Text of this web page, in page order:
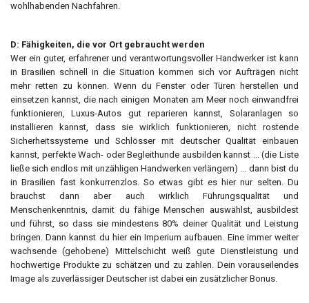
wohlhabenden Nachfahren.
D: Fähigkeiten, die vor Ort gebraucht werden
Wer ein guter, erfahrener und verantwortungsvoller Handwerker ist kann
in Brasilien schnell in die Situation kommen sich vor Aufträgen nicht
mehr retten zu können. Wenn du Fenster oder Türen herstellen und
einsetzen kannst, die nach einigen Monaten am Meer noch einwandfrei
funktionieren, Luxus-Autos gut reparieren kannst, Solaranlagen so
installieren kannst, dass sie wirklich funktionieren, nicht rostende
Sicherheitssysteme und Schlösser mit deutscher Qualität einbauen
kannst, perfekte Wach- oder Begleithunde ausbilden kannst ... (die Liste
ließe sich endlos mit unzähligen Handwerken verlängern) ... dann bist du
in Brasilien fast konkurrenzlos. So etwas gibt es hier nur selten. Du
brauchst dann aber auch wirklich Führungsqualität und
Menschenkenntnis, damit du fähige Menschen auswählst, ausbildest
und führst, so dass sie mindestens 80% deiner Qualität und Leistung
bringen. Dann kannst du hier ein Imperium aufbauen. Eine immer weiter
wachsende (gehobene) Mittelschicht weiß gute Dienstleistung und
hochwertige Produkte zu schätzen und zu zahlen. Dein vorauseilendes
Image als zuverlässiger Deutscher ist dabei ein zusätzlicher Bonus.